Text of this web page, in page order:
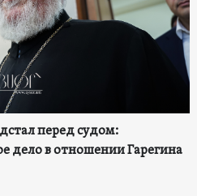
перед судом:
дело в отношении Гарегина